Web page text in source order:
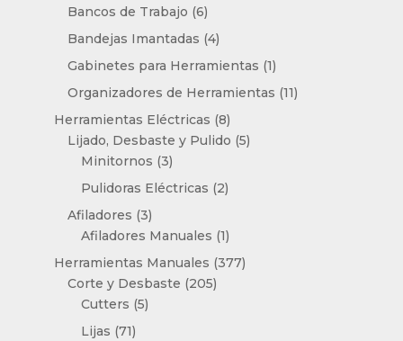
Bancos de Trabajo 66
productos
Bandejas Imantadas 44
productos
Gabinetes para Herramientas 11
producto
Organizadores de Herramientas 1111
Herramientas Eléctricas 88
productos
Lijado, Desbaste y Pulido 55
Minitornos 33
productos
Pulidoras Eléctricas 22
Afiladores 33
productos
Afiladores Manuales 11
producto
Herramientas Manuales 377377
Corte y Desbaste 205205
Cutters 55
Lijas 7171